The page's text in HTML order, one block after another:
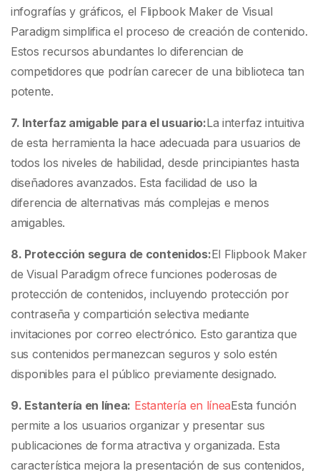
infografías y gráficos, el Flipbook Maker de Visual
Paradigm simplifica el proceso de creación de contenido.
Estos recursos abundantes lo diferencian de
competidores que podrían carecer de una biblioteca tan
potente.
7. Interfaz amigable para el usuario:La interfaz intuitiva
de esta herramienta la hace adecuada para usuarios de
todos los niveles de habilidad, desde principiantes hasta
diseñadores avanzados. Esta facilidad de uso la
diferencia de alternativas más complejas e menos
amigables.
8. Protección segura de contenidos:El Flipbook Maker
de Visual Paradigm ofrece funciones poderosas de
protección de contenidos, incluyendo protección por
contraseña y compartición selectiva mediante
invitaciones por correo electrónico. Esto garantiza que
sus contenidos permanezcan seguros y solo estén
disponibles para el público previamente designado.
9. Estantería en línea: Estantería en líneaEsta función
permite a los usuarios organizar y presentar sus
publicaciones de forma atractiva y organizada. Esta
característica mejora la presentación de sus contenidos,